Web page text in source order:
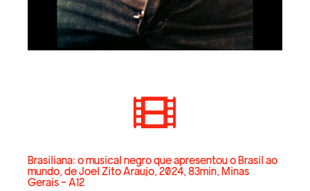

Brasiliana: o musical negro que apresentou o Brasil ao
mundo, de Joel Zito Araujo, 2024, 83min, Minas
Gerais - A12